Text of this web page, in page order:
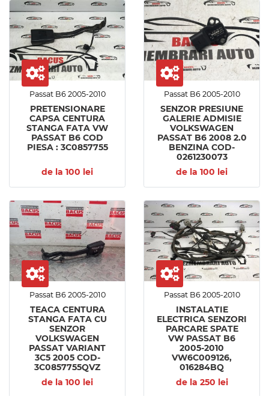
Passat B6 2005-2010
PRETENSIONARE
CAPSA CENTURA
STANGA FATA VW
PASSAT B6 COD
PIESA : 3C0857755
de la 100 lei
Passat B6 2005-2010
SENZOR PRESIUNE
GALERIE ADMISIE
VOLKSWAGEN
PASSAT B6 2008 2.0
BENZINA COD-
0261230073
de la 100 lei
Passat B6 2005-2010
TEACA CENTURA
STANGA FATA CU
SENZOR
VOLKSWAGEN
PASSAT VARIANT
3C5 2005 COD-
3C0857755QVZ
de la 100 lei
Passat B6 2005-2010
INSTALATIE
ELECTRICA SENZORI
PARCARE SPATE
VW PASSAT B6
2005-2010
VW6C009126,
016284BQ
de la 250 lei